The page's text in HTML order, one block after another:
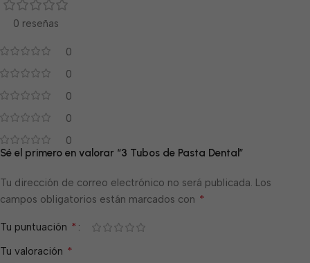
0 reseñas
0
0
0
0
0
Sé el primero en valorar “3 Tubos de Pasta Dental”
Tu dirección de correo electrónico no será publicada. Los
campos obligatorios están marcados con *
Tu puntuación *
Tu valoración *